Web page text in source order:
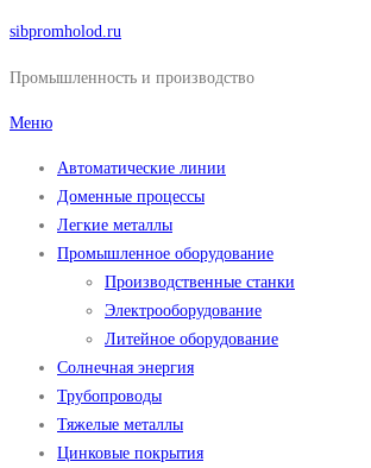
Перейти
содержимому
sibpromholod.ru
Промышленность и производство
Меню
Автоматические линии
Доменные процессы
Легкие металлы
Промышленное оборудование
Производственные станки
Электрооборудование
Литейное оборудование
Солнечная энергия
Трубопроводы
Тяжелые металлы
Цинковые покрытия